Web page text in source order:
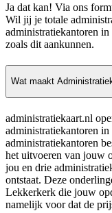
Ja dat kan! Via ons
Wil jij je totale
administratiekantoren
zoals dit aankunnen.
Wat maakt
administratiekaart.nl
administratiekantoren
administratiekantoren
het uitvoeren van jouw
jou en drie
ontstaat. Deze
Lekkerkerk die jouw
namelijk voor dat de